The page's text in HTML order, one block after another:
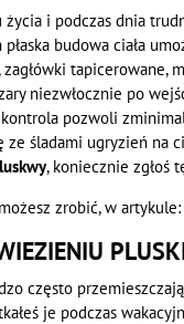
życia i podczas dnia
budowa ciała
zagłówki
niezwłocznie po
kontrola pozwoli
śladami ugryzień na
, koniecznie zgłoś
zrobić, w artykule:
często
je podczas